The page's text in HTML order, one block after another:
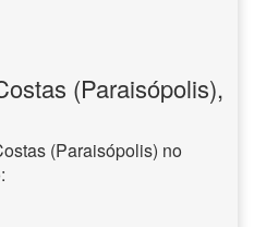
(Paraisópolis),
(Paraisópolis) no